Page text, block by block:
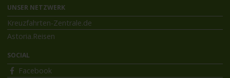
UNSER NETZWERK
Kreuzfahrten-Zentrale.de
Astoria.Reisen
SOCIAL
Facebook